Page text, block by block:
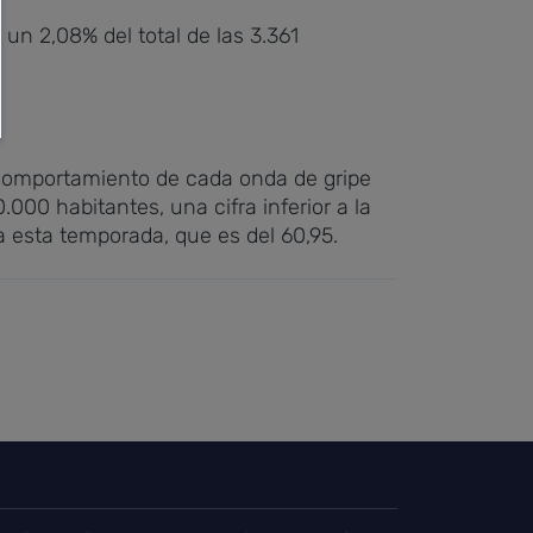
2,08% del total de las 3.361
de cada onda de gripe
habitantes, una cifra inferior a la
temporada, que es del 60,95.